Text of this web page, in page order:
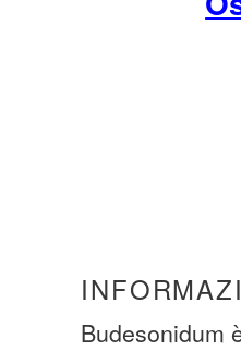
Budesonidum